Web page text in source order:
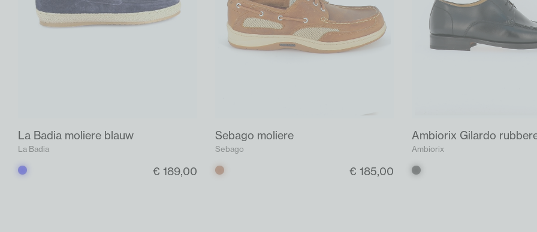
La Badia moliere blauw
La Badia
Blauw € 189,00
Sebago moliere
Sebago
Cognac € 185,00
Ambiorix Gilardo
Ambiorix
Zwart